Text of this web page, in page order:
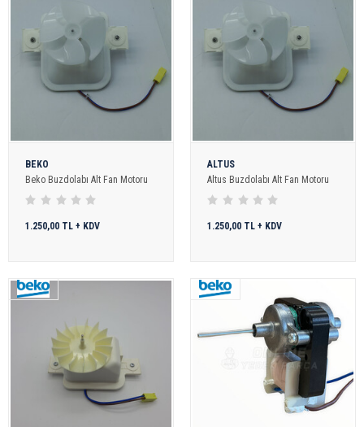
BEKO
Beko Buzdolabı Alt Fan Motoru
1.250,00 TL + KDV
ALTUS
Altus Buzdolabı Alt Fan Motoru
1.250,00 TL + KDV